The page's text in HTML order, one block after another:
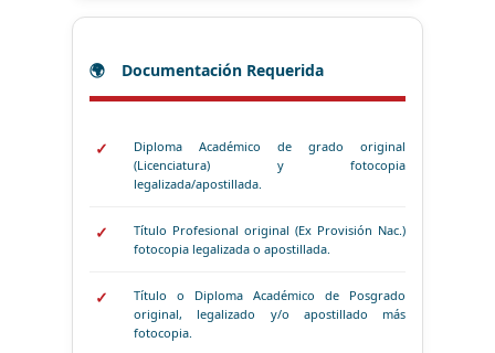
Documentación Requerida
Diploma Académico de grado original
(Licenciatura) y fotocopia
legalizada/apostillada.
Título Profesional original (Ex Provisión Nac.)
fotocopia legalizada o apostillada.
Título o Diploma Académico de Posgrado
original, legalizado y/o apostillado más
fotocopia.